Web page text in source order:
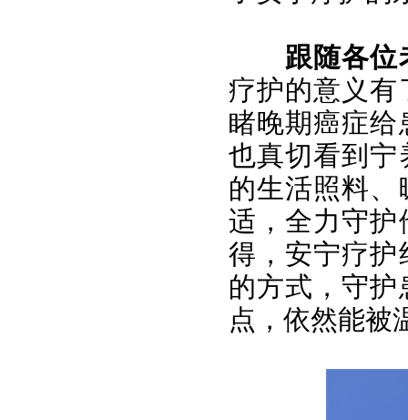
跟随各位
疗护的意义有
睹晚期癌症
也真切看到宁
的生活照料
适，全力守护
得，安宁疗护
的方式，守
点，依然能被